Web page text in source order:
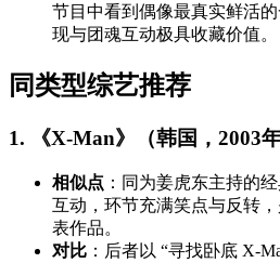
节目中看到偶像最真实鲜活
现与团魂互动极具收藏价值。
同类型综艺推荐
1. 《X-Man》（韩国，2003年
相似点 ：同为姜虎东主持的
互动，环节充满笑点与反转
表作品。
对比 ：后者以 “寻找卧底 X-